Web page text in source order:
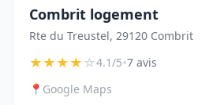
Combrit logement
Rte du Treustel, 29120 Combrit
★★★★☆4.1/5•7 avis
📍 Google Maps